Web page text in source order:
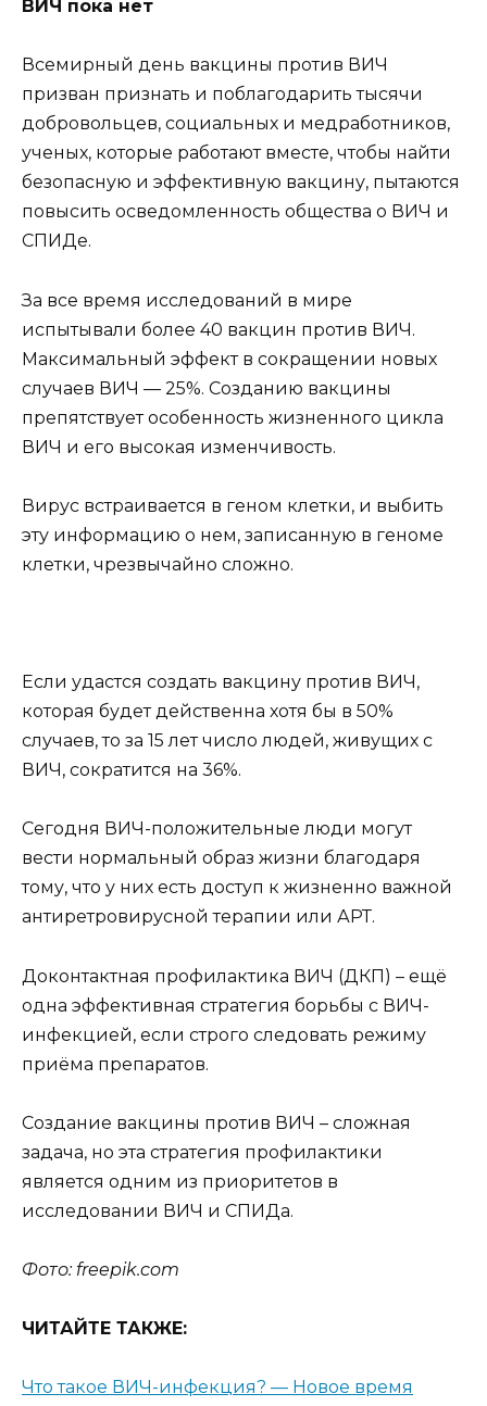
ВИЧ пока нет
Всемирный день вакцины против ВИЧ
призван признать и поблагодарить тысячи
добровольцев, социальных и медработников,
ученых, которые работают вместе, чтобы найти
безопасную и эффективную вакцину, пытаются
повысить осведомленность общества о ВИЧ и
СПИДе.
За все время исследований в мире
испытывали более 40 вакцин против ВИЧ.
Максимальный эффект в сокращении новых
случаев ВИЧ — 25%. Созданию вакцины
препятствует особенность жизненного цикла
ВИЧ и его высокая изменчивость.
Вирус встраивается в геном клетки, и выбить
эту информацию о нем, записанную в геноме
клетки, чрезвычайно сложно.
Если удастся создать вакцину против ВИЧ,
которая будет действенна хотя бы в 50%
случаев, то за 15 лет число людей, живущих с
ВИЧ, сократится на 36%.
Сегодня ВИЧ-положительные люди могут
вести нормальный образ жизни благодаря
тому, что у них есть доступ к жизненно важной
антиретровирусной терапии или АРТ.
Доконтактная профилактика ВИЧ (ДКП) – ещё
одна эффективная стратегия борьбы с ВИЧ-
инфекцией, если строго следовать режиму
приёма препаратов.
Создание вакцины против ВИЧ – сложная
задача, но эта стратегия профилактики
является одним из приоритетов в
исследовании ВИЧ и СПИДа.
Фото: freepik.com
ЧИТАЙТЕ ТАКЖЕ:
Что такое ВИЧ-инфекция? — Новое время